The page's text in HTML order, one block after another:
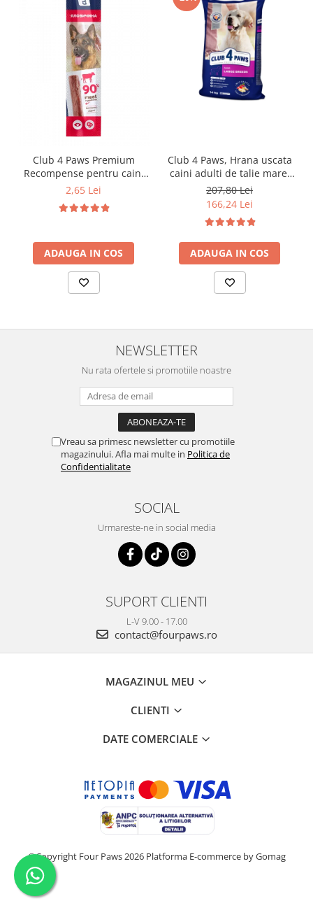
Club 4 Paws Premium
Recompense pentru caini
stick cu vita, 12g
2,65 Lei
ADAUGA IN COS
Club 4 Paws, Hrana uscata
caini adulti de talie mare,
pui, 14kg
207,80 Lei
166,24 Lei
ADAUGA IN COS
NEWSLETTER
Nu rata ofertele si promotiile noastre
Vreau sa primesc newsletter cu promotiile
magazinului. Afla mai multe in Politica de
Confidentialitate
SOCIAL
Urmareste-ne in social media
SUPORT CLIENTI
L-V 9.00 - 17.00
contact@fourpaws.ro
MAGAZINUL MEU
CLIENTI
DATE COMERCIALE
©Copyright Four Paws 2026 Platforma E-commerce by Gomag